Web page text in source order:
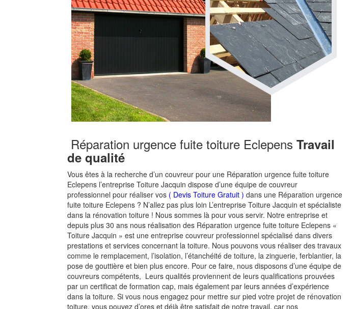
Réparation urgence fuite toiture Eclepens Travail
de qualité
Vous êtes à la recherche d’un couvreur pour une Réparation urgence fuite toiture
Eclepens l’entreprise Toiture Jacquin dispose d’une équipe de couvreur
professionnel pour réaliser vos ( Devis Toiture Gratuit ) dans une Réparation urgence
fuite toiture Eclepens ? N’allez pas plus loin L’entreprise Toiture Jacquin et spécialiste
dans la rénovation toiture ! Nous sommes là pour vous servir. Notre entreprise et
depuis plus 30 ans nous réalisation des Réparation urgence fuite toiture Eclepens «
Toiture Jacquin » est une entreprise couvreur professionnel spécialisé dans divers
prestations et services concernant la toiture. Nous pouvons vous réaliser des travaux
comme le remplacement, l’isolation, l’étanchéité de toiture, la zinguerie, ferblantier, la
pose de gouttière et bien plus encore. Pour ce faire, nous disposons d’une équipe de
couvreurs compétents, Leurs qualités proviennent de leurs qualifications prouvées
par un certificat de formation cap, mais également par leurs années d’expérience
dans la toiture. Si vous nous engagez pour mettre sur pied votre projet de rénovation
toiture, vous pouvez d’ores et déjà être satisfait de notre travail, car nos